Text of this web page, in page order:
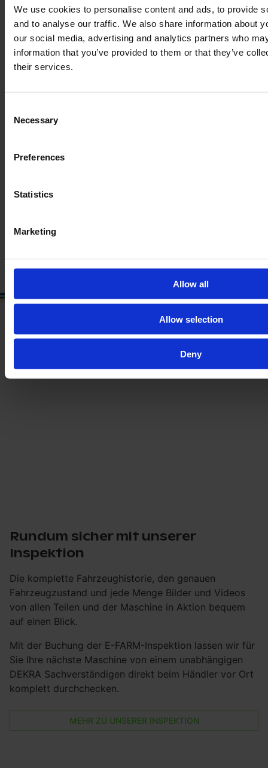
We use cookies to personalise content and ads, to provide
and to analyse our traffic. We also share information about
our social media, advertising and analytics partners who
information that you’ve provided to them or that they’ve
their services.
Selection
Necessary
Preferences
Statistics
Marketing
Allow all
Allow selection
Deny
DEUTZ-FAHR AGROTRON TTV 430
Rundum sicher mit unserer
Inspektion
Die komplette Fahrzeughistorie, den genauen
Fahrzeugzustand und jede Menge Bilder und Videos
von allen Teilen und der Maschine in Aktion bequem
auf einen Blick.
Mit der Buchung der E-FARM-Inspektion lassen wir für
Sie Ihre nächste Maschine von einem unabhängigen
DEKRA Sachverständigen direkt beim Händler vor Ort
komplett durchchecken.
MEHR ZU UNSERER INSPEKTION